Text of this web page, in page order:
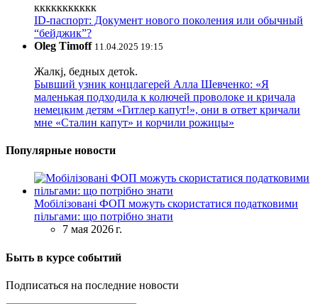
ккккккккккк
ID-паспорт: Документ нового поколения или обычный
“бейджик”?
Oleg Timoff 11.04.2025 19:15
Жалкj, бедных детok.
Бывший узник концлагерей Алла Шевченко: «Я
маленькая подходила к колючей проволоке и кричала
немецким детям «Гитлер капут!», они в ответ кричали
мне «Сталин капут» и корчили рожицы»
Популярные новости
Мобілізовані ФОП можуть скористатися податковими
пільгами: що потрібно знати
7 мая 2026 г.
Быть в курсе событий
Подписаться на последние новости